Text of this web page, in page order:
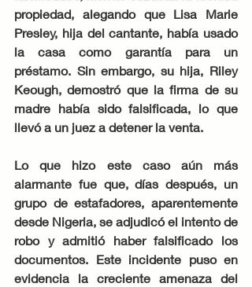
propiedad, alegando que Lisa Marie
Presley, hija del cantante, había usado
la casa como garantía para un
préstamo. Sin embargo, su hija, Riley
Keough, demostró que la firma de su
madre había sido falsificada, lo que
llevó a un juez a detener la venta.
Lo que hizo este caso aún más
alarmante fue que, días después, un
grupo de estafadores, aparentemente
desde Nigeria, se adjudicó el intento de
robo y admitió haber falsificado los
documentos. Este incidente puso en
evidencia la creciente amenaza del